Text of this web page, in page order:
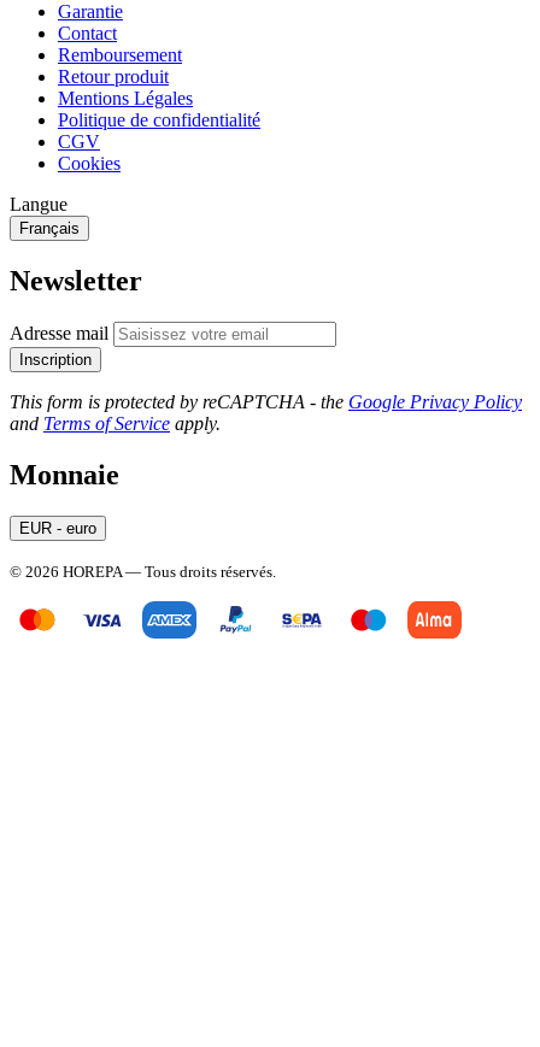
Garantie
Contact
Remboursement
Retour produit
Mentions Légales
Politique de confidentialité
CGV
Cookies
Langue
Français
Newsletter
Adresse mail
Inscription
This form is protected by reCAPTCHA - the Google Privacy Policy
and Terms of Service apply.
Monnaie
EUR - euro
© 2026 HOREPA — Tous droits réservés.